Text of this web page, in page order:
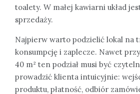
toalety. W małej kawiarni układ
sprzedaży.
Najpierw warto podzielić lokal na
konsumpcję i zaplecze. Nawet
40 m² ten podział musi być
prowadzić klienta intuicyjnie:
produktu, płatność, odbiór